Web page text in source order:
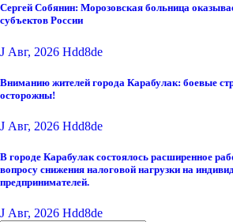
Сергей Собянин: Морозовская больница
субъектов России
J Авг, 2026 Hdd8de
Вниманию жителей города Карабулак: боевые
осторожны!
J Авг, 2026 Hdd8de
В городе Карабулак состоялось расширенное
вопросу снижения налоговой нагрузки на
предпринимателей.
J Авг, 2026 Hdd8de